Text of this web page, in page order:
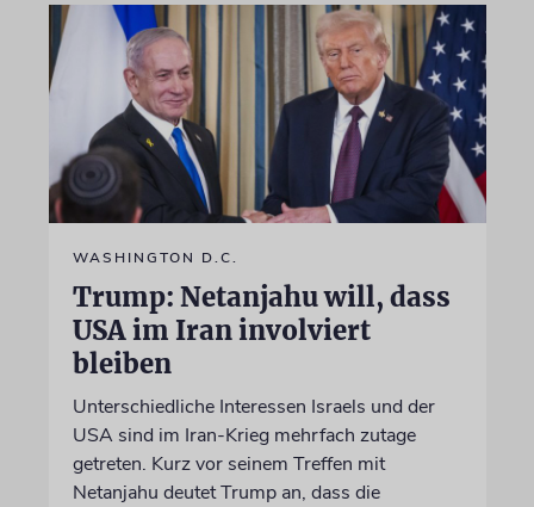
WASHINGTON D.C.
Trump: Netanjahu will, dass
USA im Iran involviert
bleiben
Unterschiedliche Interessen Israels und der
USA sind im Iran-Krieg mehrfach zutage
getreten. Kurz vor seinem Treffen mit
Netanjahu deutet Trump an, dass die